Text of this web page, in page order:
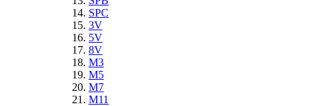
SPC
3V
5V
8V
M3
M5
M7
M11